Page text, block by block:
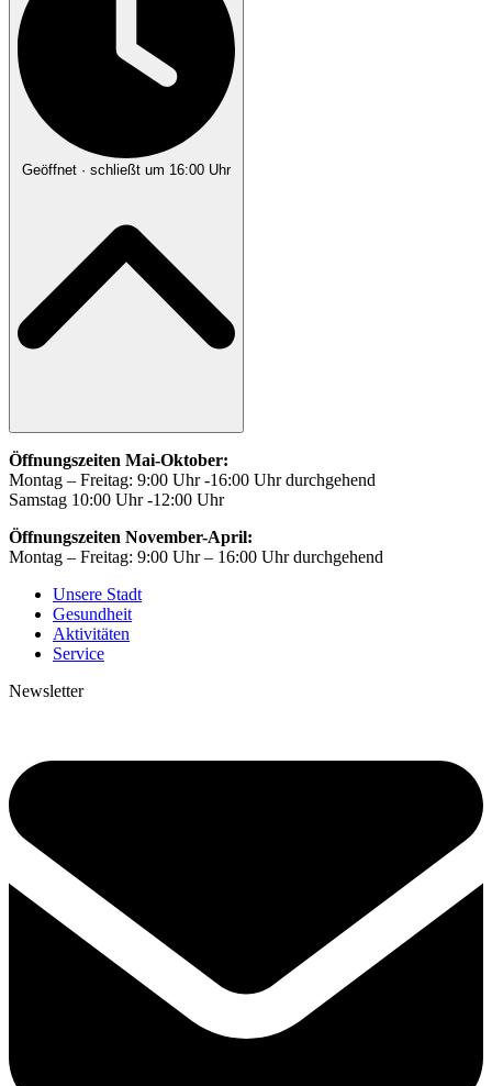
Geöffnet · schließt um 16:00 Uhr
Öffnungszeiten Mai-Oktober:
Montag – Freitag: 9:00 Uhr -16:00 Uhr durchgehend
Samstag 10:00 Uhr -12:00 Uhr
Öffnungszeiten November-April:
Montag – Freitag: 9:00 Uhr – 16:00 Uhr durchgehend
Unsere Stadt
Gesundheit
Aktivitäten
Service
Newsletter